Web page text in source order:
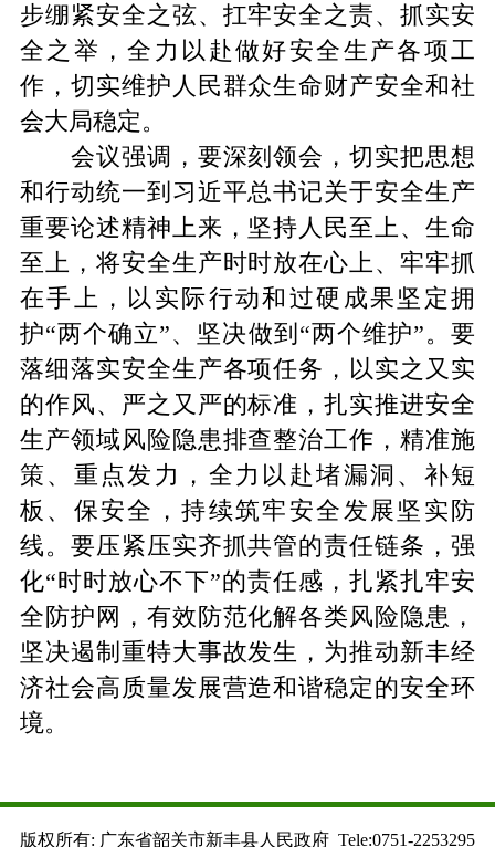
步绷紧安全之弦、扛牢安全之责、抓实安
全之举，全力以赴做好安全生产各项工
作，切实维护人民群众生命财产安全和社
会大局稳定。
会议强调，要深刻领会，切实把思想
和行动统一到习近平总书记关于安全生产
重要论述精神上来，坚持人民至上、生命
至上，将安全生产时时放在心上、牢牢抓
在手上，以实际行动和过硬成果坚定拥
护“两个确立”、坚决做到“两个维护”。要
落细落实安全生产各项任务，以实之又实
的作风、严之又严的标准，扎实推进安全
生产领域风险隐患排查整治工作，精准施
策、重点发力，全力以赴堵漏洞、补短
板、保安全，持续筑牢安全发展坚实防
线。要压紧压实齐抓共管的责任链条，强
化“时时放心不下”的责任感，扎紧扎牢安
全防护网，有效防范化解各类风险隐患，
坚决遏制重特大事故发生，为推动新丰经
济社会高质量发展营造和谐稳定的安全环
境。
版权所有: 广东省韶关市新丰县人民政府 Tele:0751-2253295